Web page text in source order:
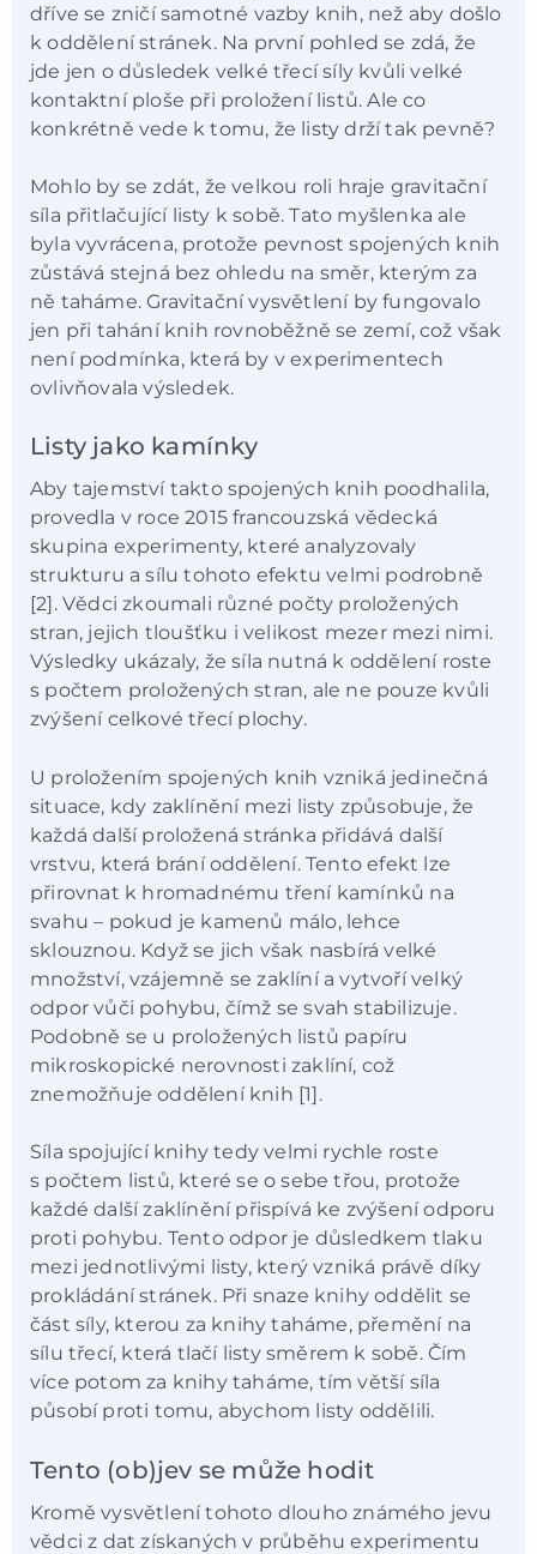
dříve se zničí samotné vazby knih, než aby došlo
k oddělení stránek. Na první pohled se zdá, že
jde jen o důsledek velké třecí síly kvůli velké
kontaktní ploše při proložení listů. Ale co
konkrétně vede k tomu, že listy drží tak pevně?
Mohlo by se zdát, že velkou roli hraje gravitační
síla přitlačující listy k sobě. Tato myšlenka ale
byla vyvrácena, protože pevnost spojených knih
zůstává stejná bez ohledu na směr, kterým za
ně taháme. Gravitační vysvětlení by fungovalo
jen při tahání knih rovnoběžně se zemí, což však
není podmínka, která by v experimentech
ovlivňovala výsledek.
Listy jako kamínky
Aby tajemství takto spojených knih poodhalila,
provedla v roce 2015 francouzská vědecká
skupina experimenty, které analyzovaly
strukturu a sílu tohoto efektu velmi podrobně
[2]. Vědci zkoumali různé počty proložených
stran, jejich tloušťku i velikost mezer mezi nimi.
Výsledky ukázaly, že síla nutná k oddělení roste
s počtem proložených stran, ale ne pouze kvůli
zvýšení celkové třecí plochy.
U proložením spojených knih vzniká jedinečná
situace, kdy zaklínění mezi listy způsobuje, že
každá další proložená stránka přidává další
vrstvu, která brání oddělení. Tento efekt lze
přirovnat k hromadnému tření kamínků na
svahu – pokud je kamenů málo, lehce
sklouznou. Když se jich však nasbírá velké
množství, vzájemně se zaklíní a vytvoří velký
odpor vůči pohybu, čímž se svah stabilizuje.
Podobně se u proložených listů papíru
mikroskopické nerovnosti zaklíní, což
znemožňuje oddělení knih [1].
Síla spojující knihy tedy velmi rychle roste
s počtem listů, které se o sebe třou, protože
každé další zaklínění přispívá ke zvýšení odporu
proti pohybu. Tento odpor je důsledkem tlaku
mezi jednotlivými listy, který vzniká právě díky
prokládání stránek. Při snaze knihy oddělit se
část síly, kterou za knihy taháme, přemění na
sílu třecí, která tlačí listy směrem k sobě. Čím
více potom za knihy taháme, tím větší síla
působí proti tomu, abychom listy oddělili.
Tento (ob)jev se může hodit
Kromě vysvětlení tohoto dlouho známého jevu
vědci z dat získaných v průběhu experimentu